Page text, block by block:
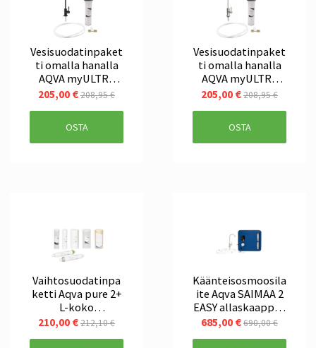
Vesisuodatinpaket
ti omalla hanalla
AQVA myULTRA
ECO, musta
205,00 €208,95 €
OSTA
Vesisuodatinpaket
ti omalla hanalla
AQVA myULTRA
ECO, RST
205,00 €208,95 €
OSTA
Vaihtosuodatinpa
ketti Aqva pure 2+
L-koko
käänteisosmoosila
210,00 €212,10 €
Käänteisosmoosila
ite Aqva SAIMAA 2
EASY allaskaappiin
asennettava
685,00 €690,00 €